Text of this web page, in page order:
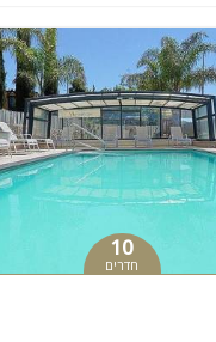
10
חדרים